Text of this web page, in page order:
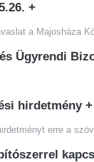
+
a Majosháza
Ügyrendi
hirdetmény +
erre a